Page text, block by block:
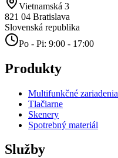
Vietnamská 3
821 04 Bratislava
Slovenská republika
Po - Pi: 9:00 - 17:00
Produkty
Multifunkčné zariadenia
Tlačiarne
Skenery
Spotrebný materiál
Služby